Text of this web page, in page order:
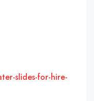
slides-for-hire-